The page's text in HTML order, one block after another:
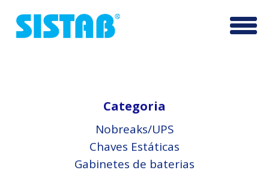
Pular
para
o
Categoria
Nobreaks/UPS
Chaves Estáticas
Gabinetes de baterias